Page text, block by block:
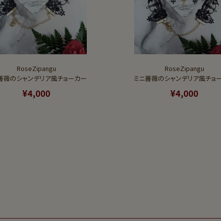
RoseZipangu
薇のシャンデリア風チョーカー
¥4,000
RoseZipangu
ミニ薔薇のシャンデリア風チョ
¥4,000